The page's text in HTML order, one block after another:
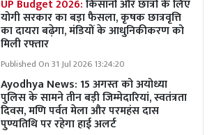
UP Budget 2026:किसानों और छात्रों के लिए
योगी सरकार का बड़ा फैसला, कृषक छात्रवृत्ति
का दायरा बढ़ेगा, मंडियों के आधुनिकीकरण को
मिली रफ्तार
Published On 31 Jul 2026 13:24:20
Ayodhya News: 15 अगस्त को अयोध्या
पुलिस के सामने तीन बड़ी जिम्मेदारियां, स्वतंत्रता
दिवस, मणि पर्वत मेला और परमहंस दास
पुण्यतिथि पर रहेगा हाई अलर्ट